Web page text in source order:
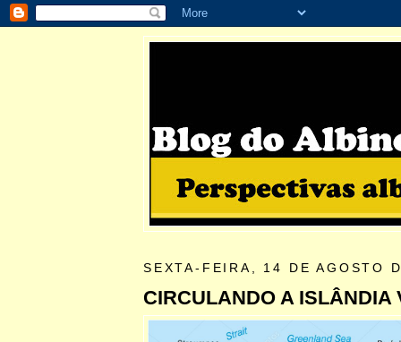
SEXTA-FEIRA, 14 DE AGOSTO
CIRCULANDO A ISLÂNDIA